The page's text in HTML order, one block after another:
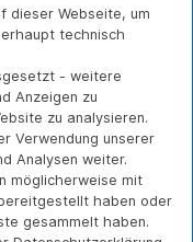
Service
Reparatur
Versand- und
Zahlarten
Rücksendung und
Widerruf
IMPRESSUM
DATENSCHUTZ
dieser Webseite, um
technisch
- weitere
Anzeigen zu
zu analysieren.
Verwendung unserer
Analysen weiter.
möglicherweise mit
haben oder
gesammelt haben.